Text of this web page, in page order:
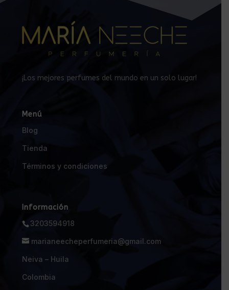
¡Los mejores perfumes del mundo en un solo lugar!
Menú
Blog
Tienda
Términos y condiciones
Información
3203594918
marianeecheperfumeria@gmail.com
Neiva – Huila
Colombia